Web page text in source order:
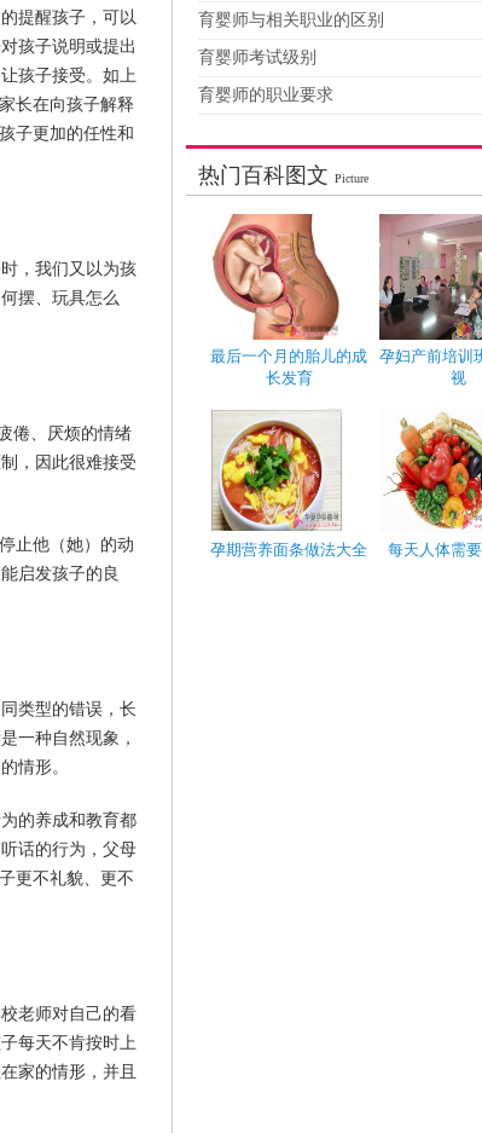
提醒孩子，可以
孩子说明或提出
孩子接受。如上
长在向孩子解释
子更加的任性和
，我们又以为孩
摆、玩具怎么
倦、厌烦的情绪
，因此很难接受
止他（她）的动
启发孩子的良
类型的错误，长
一种自然现象，
情形。
的养成和教育都
话的行为，父母
更不礼貌、更不
老师对自己的看
每天不肯按时上
家的情形，并且
育婴师与相关职业的区别
育婴师考试级别
育婴师的职业要求
热门百科图文 Picture
最后一个月的胎儿的成
长发育
孕妇产前培训
视
孕期营养面条做法大全 每天人体需